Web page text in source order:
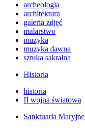
archeologia
architektura
galeria zdjęć
malarstwo
muzyka
muzyka dawna
sztuka sakralna
Historia
historia
II wojna światowa
Sanktuaria Maryjne